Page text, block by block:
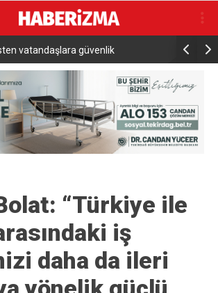
Ticaret Bakanlığı 80 Ülke İçin 107
“Türkiye ile
iş
daha da ileri